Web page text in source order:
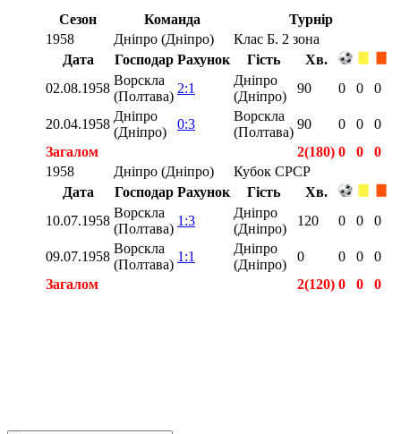
Сезон Команда
Турнір
1958
Дніпро (Дніпро)
Клас Б. 2 зона
Дата
Господар Рахунок Гість
Хв.
02.08.1958
Ворскла
(Полтава)
2:1
Дніпро
(Дніпро)
90 0 0 0
20.04.1958
Дніпро
(Дніпро)
0:3
Ворскла
(Полтава)
90 0 0
0
Загалом
2(180) 0 0
0
1958
Дніпро (Дніпро)
Кубок СРСР
Дата
Господар Рахунок Гість
Хв.
10.07.1958
Ворскла
(Полтава)
1:3
Дніпро
(Дніпро)
120 0 0 0
09.07.1958
Ворскла
(Полтава)
1:1
Дніпро
(Дніпро)
0 0 0
0
Загалом
2(120) 0 0
0